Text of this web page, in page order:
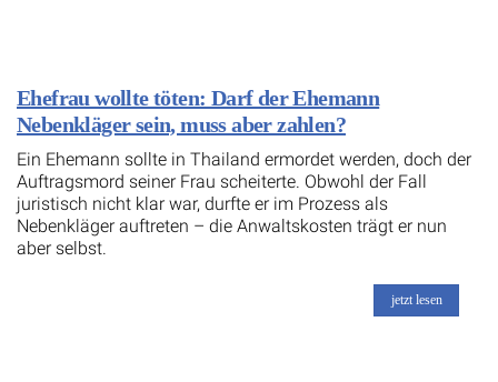
Ehefrau wollte töten: Darf der Ehemann
Nebenkläger sein, muss aber zahlen?
Ein Ehemann sollte in Thailand ermordet werden, doch der
Auftragsmord seiner Frau scheiterte. Obwohl der Fall
juristisch nicht klar war, durfte er im Prozess als
Nebenkläger auftreten – die Anwaltskosten trägt er nun
aber selbst.
jetzt lesen